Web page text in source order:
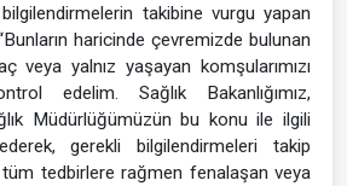
takibine vurgu yapan
haricinde çevremizde bulunan
veya yalnız yaşayan komşularımızı
edelim. Sağlık Bakanlığımız,
Müdürlüğümüzün bu konu ile ilgili
gerekli bilgilendirmeleri takip
tüm tedbirlere rağmen fenalaşan veya